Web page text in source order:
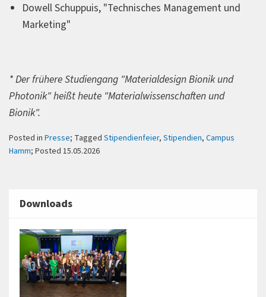
Dowell Schuppuis, "Technisches Management und
Marketing"
* Der frühere Studiengang "Materialdesign Bionik und
Photonik" heißt heute "Materialwissenschaften und
Bionik".
Posted in Presse; Tagged Stipendienfeier, Stipendien, Campus
Hamm; Posted 15.05.2026
Downloads